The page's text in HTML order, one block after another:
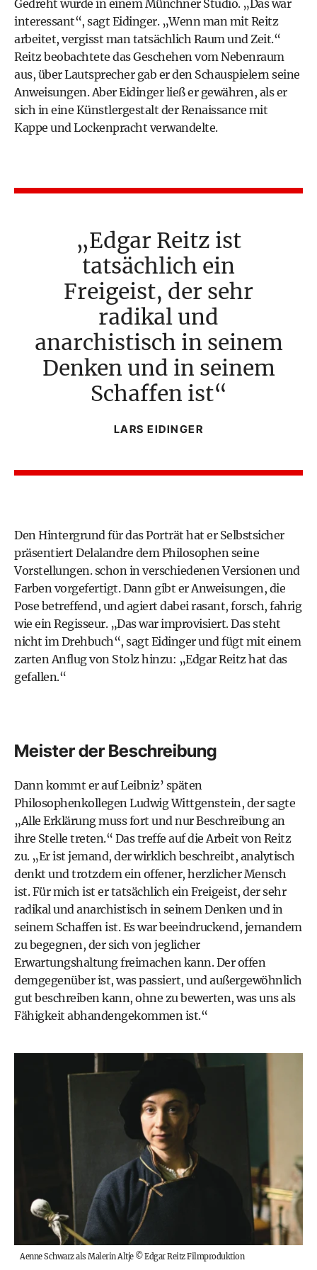
Gedreht wurde in einem Münchner Studio. „Das war
interessant“, sagt Eidinger. „Wenn man mit Reitz
arbeitet, vergisst man tatsächlich Raum und Zeit.“
Reitz beobachtete das Geschehen vom Nebenraum
aus, über Lautsprecher gab er den Schauspielern seine
Anweisungen. Aber Eidinger ließ er gewähren, als er
sich in eine Künstlergestalt der Renaissance mit
Kappe und Lockenpracht verwandelte.
Edgar Reitz ist
tatsächlich ein
Freigeist, der sehr
radikal und
anarchistisch in seinem
Denken und in seinem
Schaffen ist
LARS EIDINGER
Den Hintergrund für das Porträt hat er Selbstsicher
präsentiert Delalandre dem Philosophen seine
Vorstellungen. schon in verschiedenen Versionen und
Farben vorgefertigt. Dann gibt er Anweisungen, die
Pose betreffend, und agiert dabei rasant, forsch, fahrig
wie ein Regisseur. „Das war improvisiert. Das steht
nicht im Drehbuch“, sagt Eidinger und fügt mit einem
zarten Anflug von Stolz hinzu: „Edgar Reitz hat das
gefallen.“
Meister der Beschreibung
Dann kommt er auf Leibniz’ späten
Philosophenkollegen Ludwig Wittgenstein, der sagte
„Alle Erklärung muss fort und nur Beschreibung an
ihre Stelle treten.“ Das treffe auf die Arbeit von Reitz
zu. „Er ist jemand, der wirklich beschreibt, analytisch
denkt und trotzdem ein offener, herzlicher Mensch
ist. Für mich ist er tatsächlich ein Freigeist, der sehr
radikal und anarchistisch in seinem Denken und in
seinem Schaffen ist. Es war beeindruckend, jemandem
zu begegnen, der sich von jeglicher
Erwartungshaltung freimachen kann. Der offen
demgegenüber ist, was passiert, und außergewöhnlich
gut beschreiben kann, ohne zu bewerten, was uns als
Fähigkeit abhandengekommen ist.“
Aenne Schwarz als Malerin Altje©Edgar Reitz Filmproduktion